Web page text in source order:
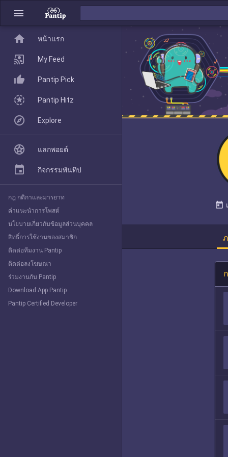
menu
today
home
Pantip Pick
Explore
home หน้าแรก
My Feed
Pantip Pick
Pantip Hitz
Explore
แลกพอยต์
กิจกรรมพันทิป
กฎ กติกาและมารยาท
คำแนะนำการโพสต์
นโยบายเกี่ยวกับข้อมูลส่วนบุคคล
สิทธิ์การใช้งานของสมาชิก
ติดต่อทีมงาน Pantip
ติดต่อลงโฆษณา
ร่วมงานกับ Pantip
Download App Pantip
Pantip Certified Developer